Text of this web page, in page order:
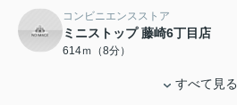
コンビニエンスストア
ミニストップ 藤崎6丁目店
614ｍ（8分）
すべて見る